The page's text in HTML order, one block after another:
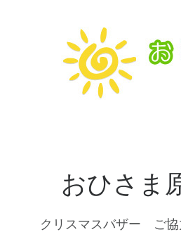
おひさま
クリスマスバザー ご